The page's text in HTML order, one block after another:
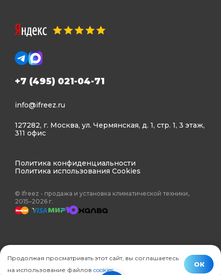
+7 (495) 021-04-71
info@ifreez.ru
127282, г. Москва, ул. Чермянская, д. 1, стр. 1, 3 этаж,
311 офис
Политика конфиденциальности
Политика использования Cookies
© Ifreez - продажа и установка климатической техники,
2015–2026 г.
Продолжая просматривать этот сайт, вы соглашаетесь
на использование файлов cookies.
ОК